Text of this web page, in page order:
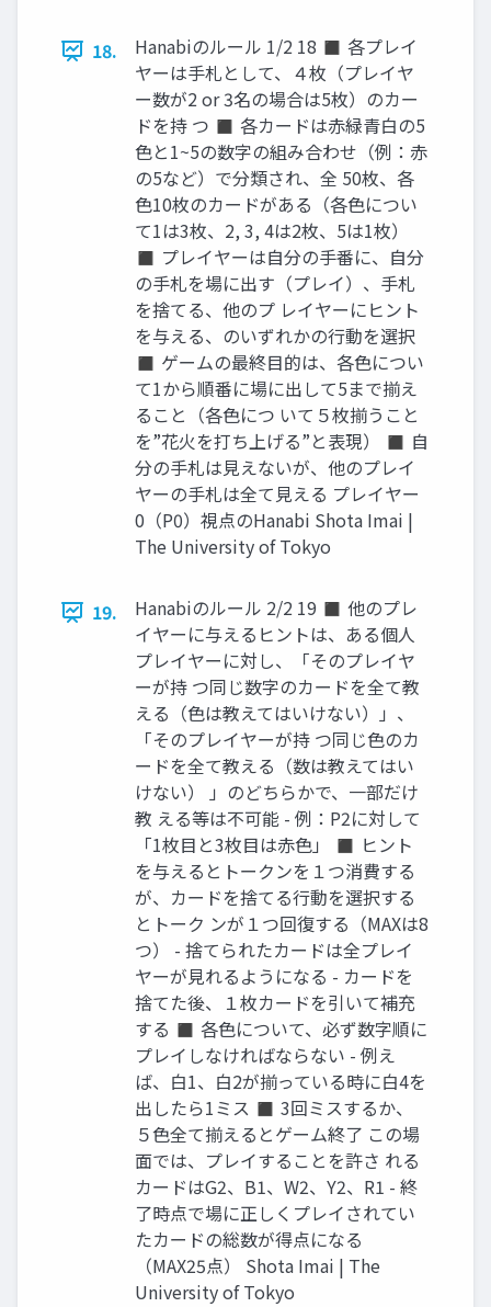
18.
Hanabiのルール 1/2 18 ◼ 各プレイ
ヤーは手札として、４枚（プレイヤ
ー数が2 or 3名の場合は5枚）のカー
ドを持 つ ◼ 各カードは赤緑青白の5
色と1~5の数字の組み合わせ（例：赤
の5など）で分類され、全 50枚、各
色10枚のカードがある（各色につい
て1は3枚、2, 3, 4は2枚、5は1枚）
◼ プレイヤーは自分の手番に、自分
の手札を場に出す（プレイ）、手札
を捨てる、他のプ レイヤーにヒント
を与える、のいずれかの行動を選択
◼ ゲームの最終目的は、各色につい
て1から順番に場に出して5まで揃え
ること（各色につ いて５枚揃うこと
を”花火を打ち上げる”と表現） ◼ 自
分の手札は見えないが、他のプレイ
ヤーの手札は全て見える プレイヤー
0（P0）視点のHanabi Shota Imai |
The University of Tokyo
19.
Hanabiのルール 2/2 19 ◼ 他のプレ
イヤーに与えるヒントは、ある個人
プレイヤーに対し、「そのプレイヤ
ーが持 つ同じ数字のカードを全て教
える（色は教えてはいけない）」、
「そのプレイヤーが持 つ同じ色のカ
ードを全て教える（数は教えてはい
けない） 」のどちらかで、一部だけ
教 える等は不可能 - 例：P2に対して
「1枚目と3枚目は赤色」 ◼ ヒント
を与えるとトークンを１つ消費する
が、カードを捨てる行動を選択する
とトーク ンが１つ回復する（MAXは8
つ） - 捨てられたカードは全プレイ
ヤーが見れるようになる - カードを
捨てた後、１枚カードを引いて補充
する ◼ 各色について、必ず数字順に
プレイしなければならない - 例え
ば、白1、白2が揃っている時に白4を
出したら1ミス ◼ 3回ミスするか、
５色全て揃えるとゲーム終了 この場
面では、プレイすることを許さ れる
カードはG2、B1、W2、Y2、R1 - 終
了時点で場に正しくプレイされてい
たカードの総数が得点になる
（MAX25点） Shota Imai | The
University of Tokyo